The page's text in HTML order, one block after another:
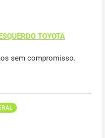
TOYOTA
sem compromisso.